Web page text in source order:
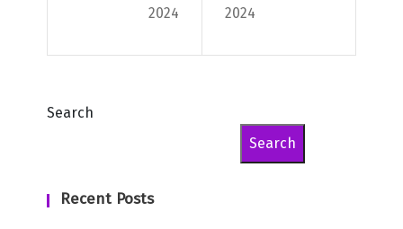
r
2024
et
mai
2024
Search
Search
Recent Posts